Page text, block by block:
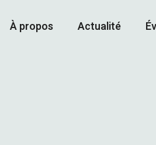
À propos Actualité